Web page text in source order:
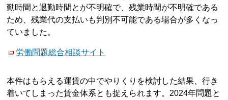
勤時間と退勤時間とが不明確で、残業時間が不明確である
ため、残業代の支払いも判別不可能である場合が多くなっ
ていました。
労働問題総合相談サイト
本件はもらえる運賃の中でやりくりを検討した結果、行き
着いてしまった賃金体系とも捉えられます。2024年問題と